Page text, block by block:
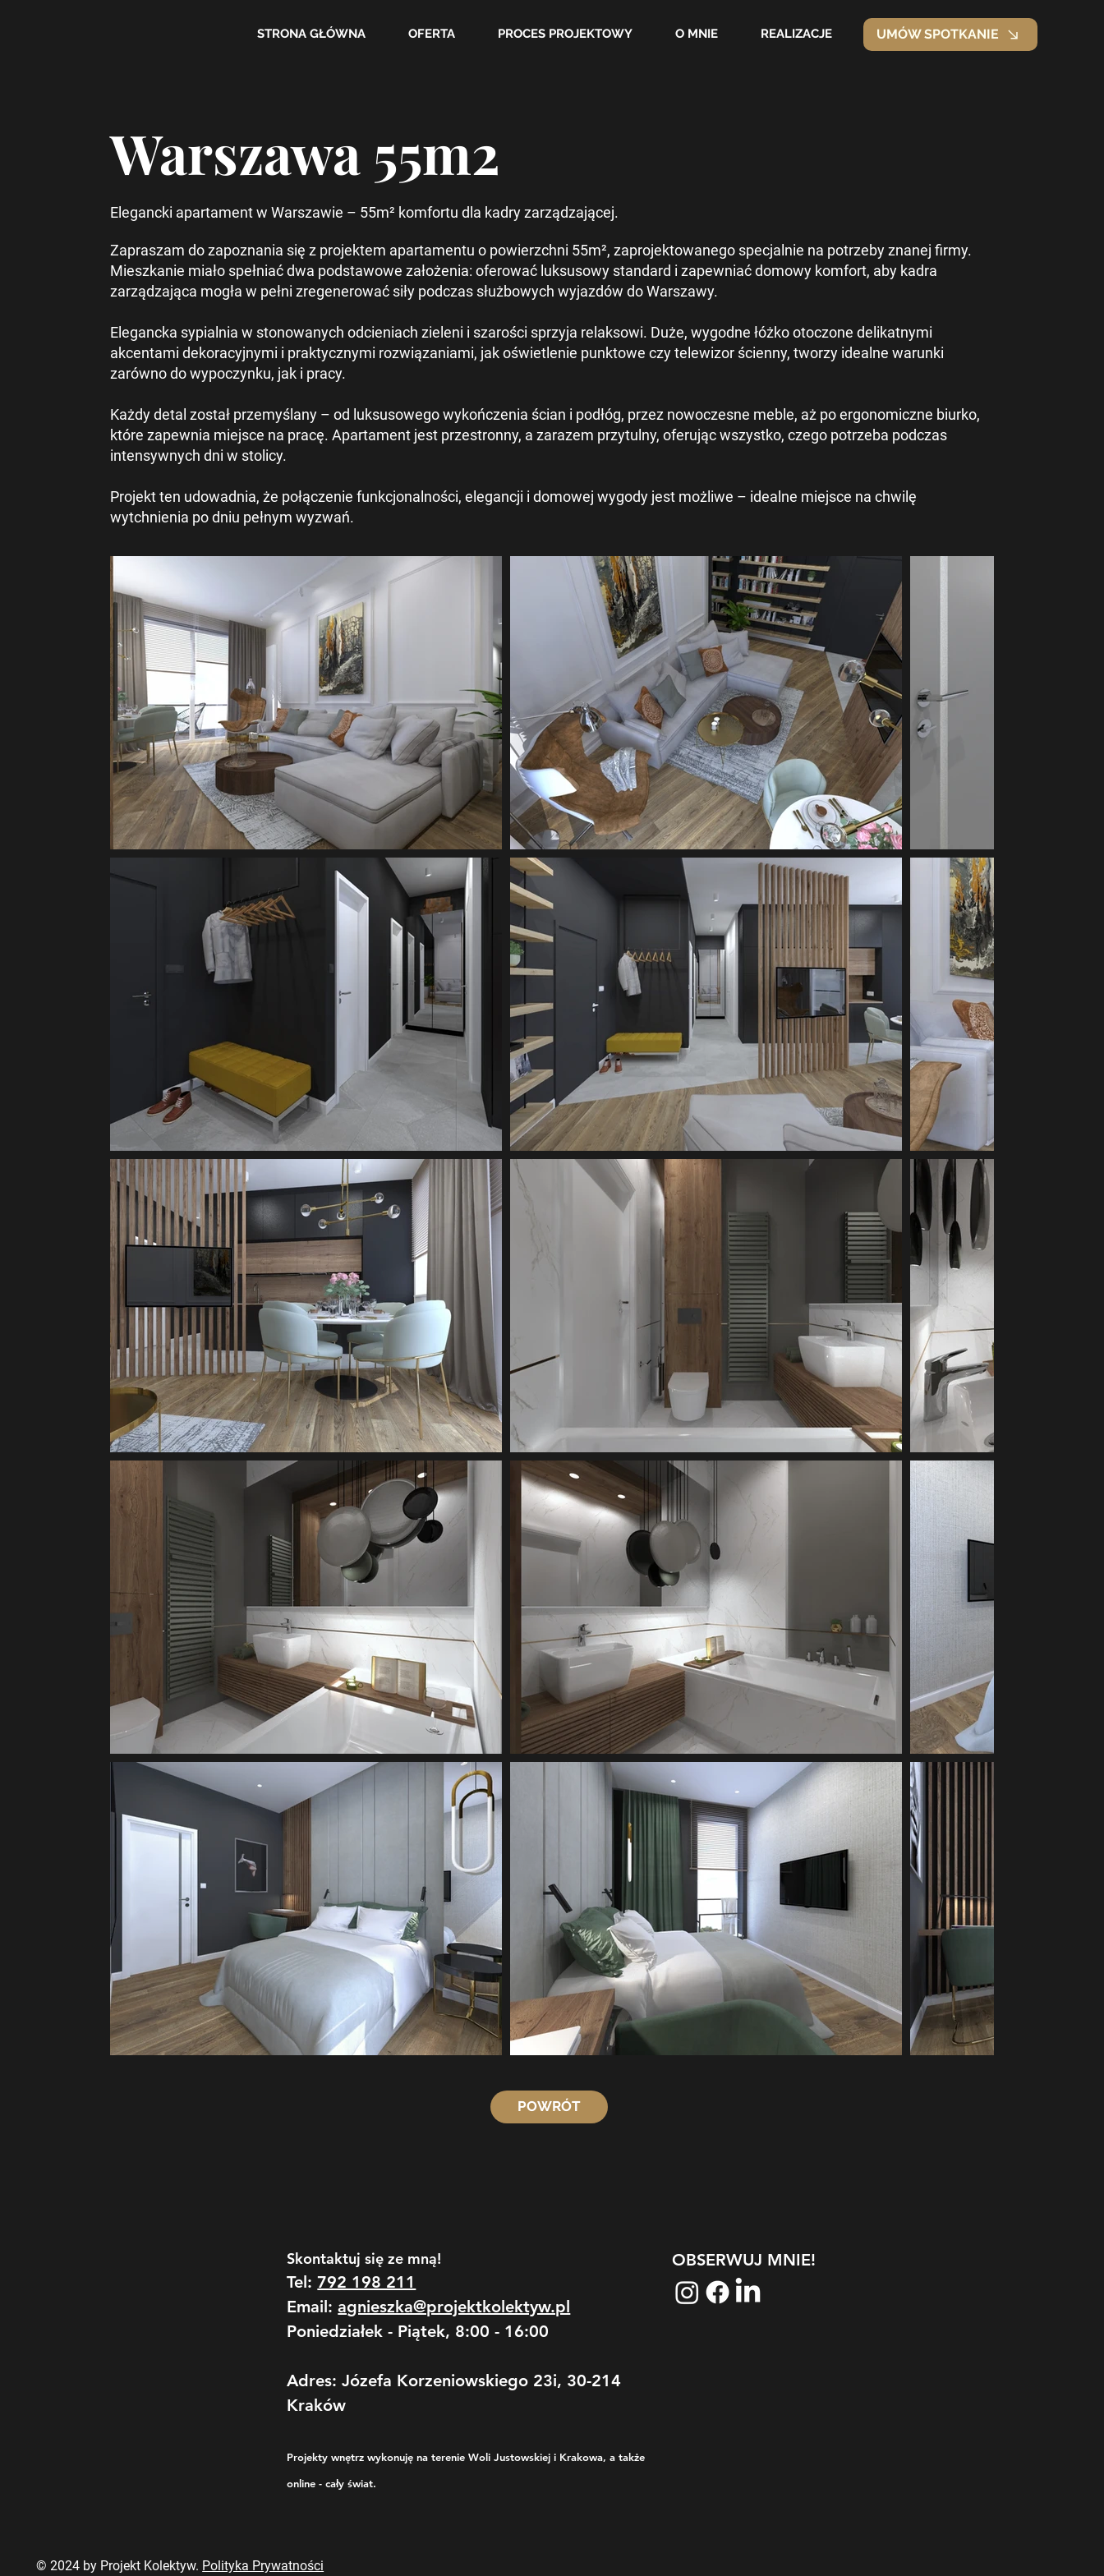
STRONA GŁÓWNA OFERTA PROCES PROJEKTOWY O MNIE REALIZACJE UMÓW SPOTKANIE
Warszawa 55m2
Elegancki apartament w Warszawie – 55m² komfortu dla kadry zarządzającej.
Zapraszam do zapoznania się z projektem apartamentu o powierzchni 55m², zaprojektowanego specjalnie na potrzeby znanej firmy.
Mieszkanie miało spełniać dwa podstawowe założenia: oferować luksusowy standard i zapewniać domowy komfort, aby kadra
zarządzająca mogła w pełni zregenerować siły podczas służbowych wyjazdów do Warszawy.
Elegancka sypialnia w stonowanych odcieniach zieleni i szarości sprzyja relaksowi. Duże, wygodne łóżko otoczone delikatnymi
akcentami dekoracyjnymi i praktycznymi rozwiązaniami, jak oświetlenie punktowe czy telewizor ścienny, tworzy idealne warunki
zarówno do wypoczynku, jak i pracy.
Każdy detal został przemyślany – od luksusowego wykończenia ścian i podłóg, przez nowoczesne meble, aż po ergonomiczne biurko,
które zapewnia miejsce na pracę. Apartament jest przestronny, a zarazem przytulny, oferując wszystko, czego potrzeba podczas
intensywnych dni w stolicy.
Projekt ten udowadnia, że połączenie funkcjonalności, elegancji i domowej wygody jest możliwe – idealne miejsce na chwilę
wytchnienia po dniu pełnym wyzwań.
POWRÓT
Skontaktuj się ze mną!
Tel:792 198 211
Email:agnieszka@projektkolektyw.pl
Poniedziałek - Piątek, 8:00 - 16:00
Adres: Józefa Korzeniowskiego 23i, 30-214
Kraków
Projekty wnętrz wykonuję na terenie Woli Justowskiej i Krakowa, a także
online - cały świat.
OBSERWUJ MNIE!
© 2024 by Projekt Kolektyw. Polityka Prywatności